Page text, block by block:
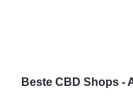
Beste CBD Shops -